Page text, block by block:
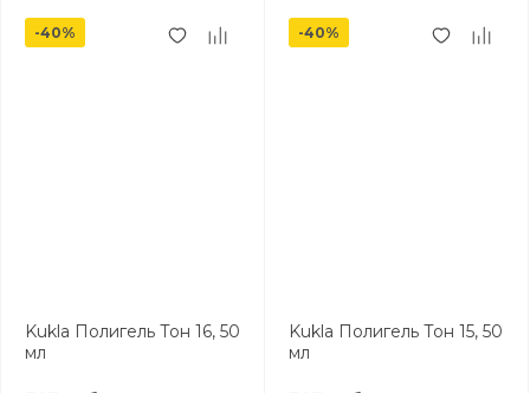
-40%
Kukla Полигель Тон 16, 50
мл
-40%
Kukla Полигель Тон 15, 50
мл